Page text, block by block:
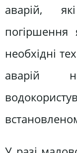
аварій,
погіршення
необхідні
аварій